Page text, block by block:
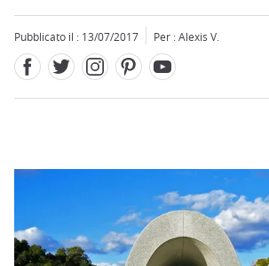
Pubblicato il : 13/07/2017 Per : Alexis V.
Close